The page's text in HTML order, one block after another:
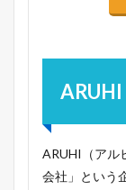
ARUHI（アル
会社」という